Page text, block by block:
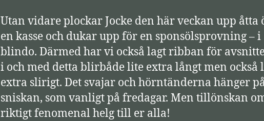
p
e
l
a
r
e
Utan vidare plockar Jocke den här veckan upp åtta
en kasse och dukar upp för en sponsölsprovning – i
blindo. Därmed har vi också lagt ribban för
i och med detta blirbåde lite extra långt men också
extra slirigt. Det svajar och hörntänderna hänger
sniskan, som vanligt på fredagar. Men tillönskan
riktigt fenomenal helg till er alla!